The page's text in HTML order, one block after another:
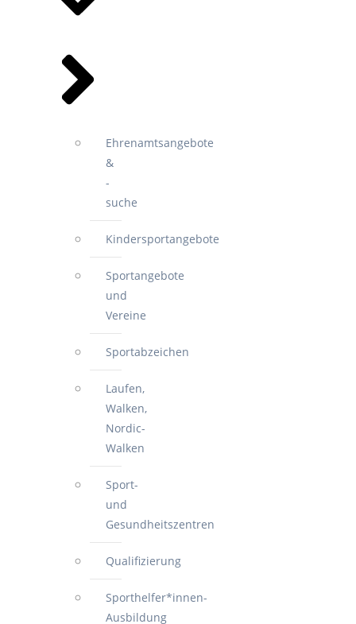
Ehrenamtsangebote
&
-
suche
Kindersportangebote
Sportangebote
und
Vereine
Sportabzeichen
Laufen,
Walken,
Nordic-
Walken
Sport-
und
Gesundheitszentren
Qualifizierung
Sporthelfer*innen-
Ausbildung